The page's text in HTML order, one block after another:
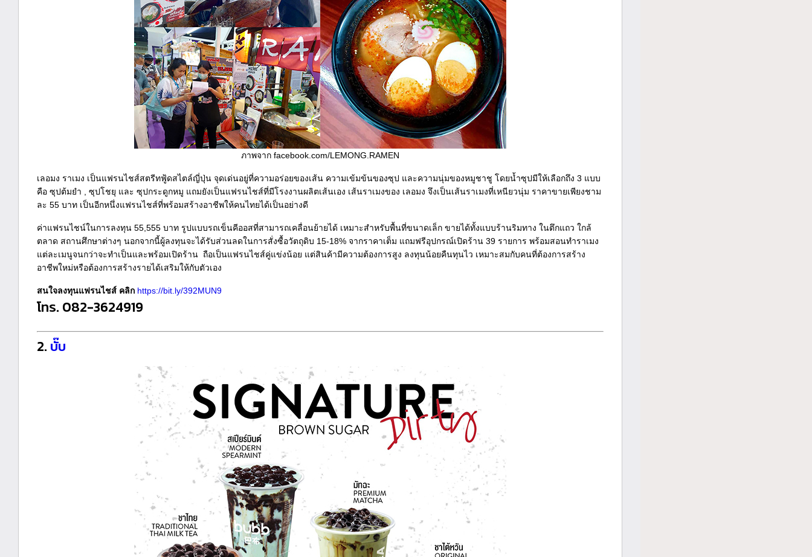
ภาพจาก facebook.com/LEMONG.RAMEN
เลอมง ราเมง เป็นแฟรนไชส์สตรีทฟู้ดสไตล์ญี่ปุ่น จุดเด่นอยู่ที่ความอร่อยของเส้น ความเข้มข้นของซุป และความนุ่มของหมูชาชู โดยน้ำซุปมีให้เลือกถึง 3 แบบ
คือ ซุปต้มยำ , ซุปโชยุ และ ซุปกระดูกหมู แถมยังเป็นแฟรนไชส์ที่มีโรงงานผลิตเส้นเอง เส้นราเมงของ เลอมง จึงเป็นเส้นราเมงที่เหนียวนุ่ม ราคาขายเพียงชาม
ละ 55 บาท เป็นอีกหนึ่งแฟรนไชส์ที่พร้อมสร้างอาชีพให้คนไทยได้เป็นอย่างดี
ค่าแฟรนไชน์ในการลงทุน 55,555 บาท รูปแบบรถเข็นคีออสที่สามารถเคลื่อนย้ายได้ เหมาะสำหรับพื้นที่ขนาดเล็ก ขายได้ทั้งแบบร้านริมทาง ในตึกแถว ใกล้
ตลาด สถานศึกษาต่างๆ นอกจากนี้ผู้ลงทุนจะได้รับส่วนลดในการสั่งซื้อวัตถุดิบ 15-18% จากราคาเต็ม แถมฟรีอุปกรณ์เปิดร้าน 39 รายการ พร้อมสอนทำราเมง
แต่ละเมนูจนกว่าจะทำเป็นและพร้อมเปิดร้าน ถือเป็นแฟรนไชส์คู่แข่งน้อย แต่สินค้ามีความต้องการสูง ลงทุนน้อยคืนทุนไว เหมาะสมกับคนที่ต้องการสร้าง
อาชีพใหม่หรือต้องการสร้างรายได้เสริมให้กับตัวเอง
สนใจลงทุนแฟรนไชส์ คลิก https://bit.ly/392MUN9
โทร. 082-3624919
2. บั๊บ